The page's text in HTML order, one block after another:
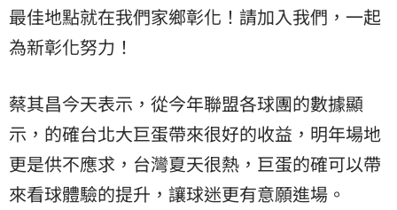
最佳地點就在我們家鄉彰化！請加入我們，一起
為新彰化努力！
蔡其昌今天表示，從今年聯盟各球團的數據顯
示，的確台北大巨蛋帶來很好的收益，明年場地
更是供不應求，台灣夏天很熱，巨蛋的確可以帶
來看球體驗的提升，讓球迷更有意願進場。